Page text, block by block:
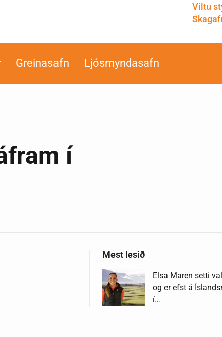
Viltu
Greinasafn Ljósmyndasafn
í
Mest lesið
Elsa Maren setti
og er efst á
í…